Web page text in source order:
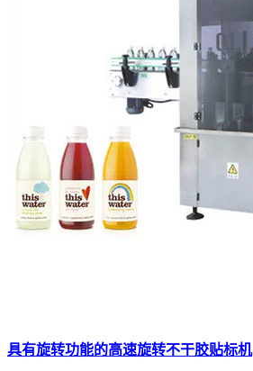
具有旋转功能的高速旋转不干胶贴标机